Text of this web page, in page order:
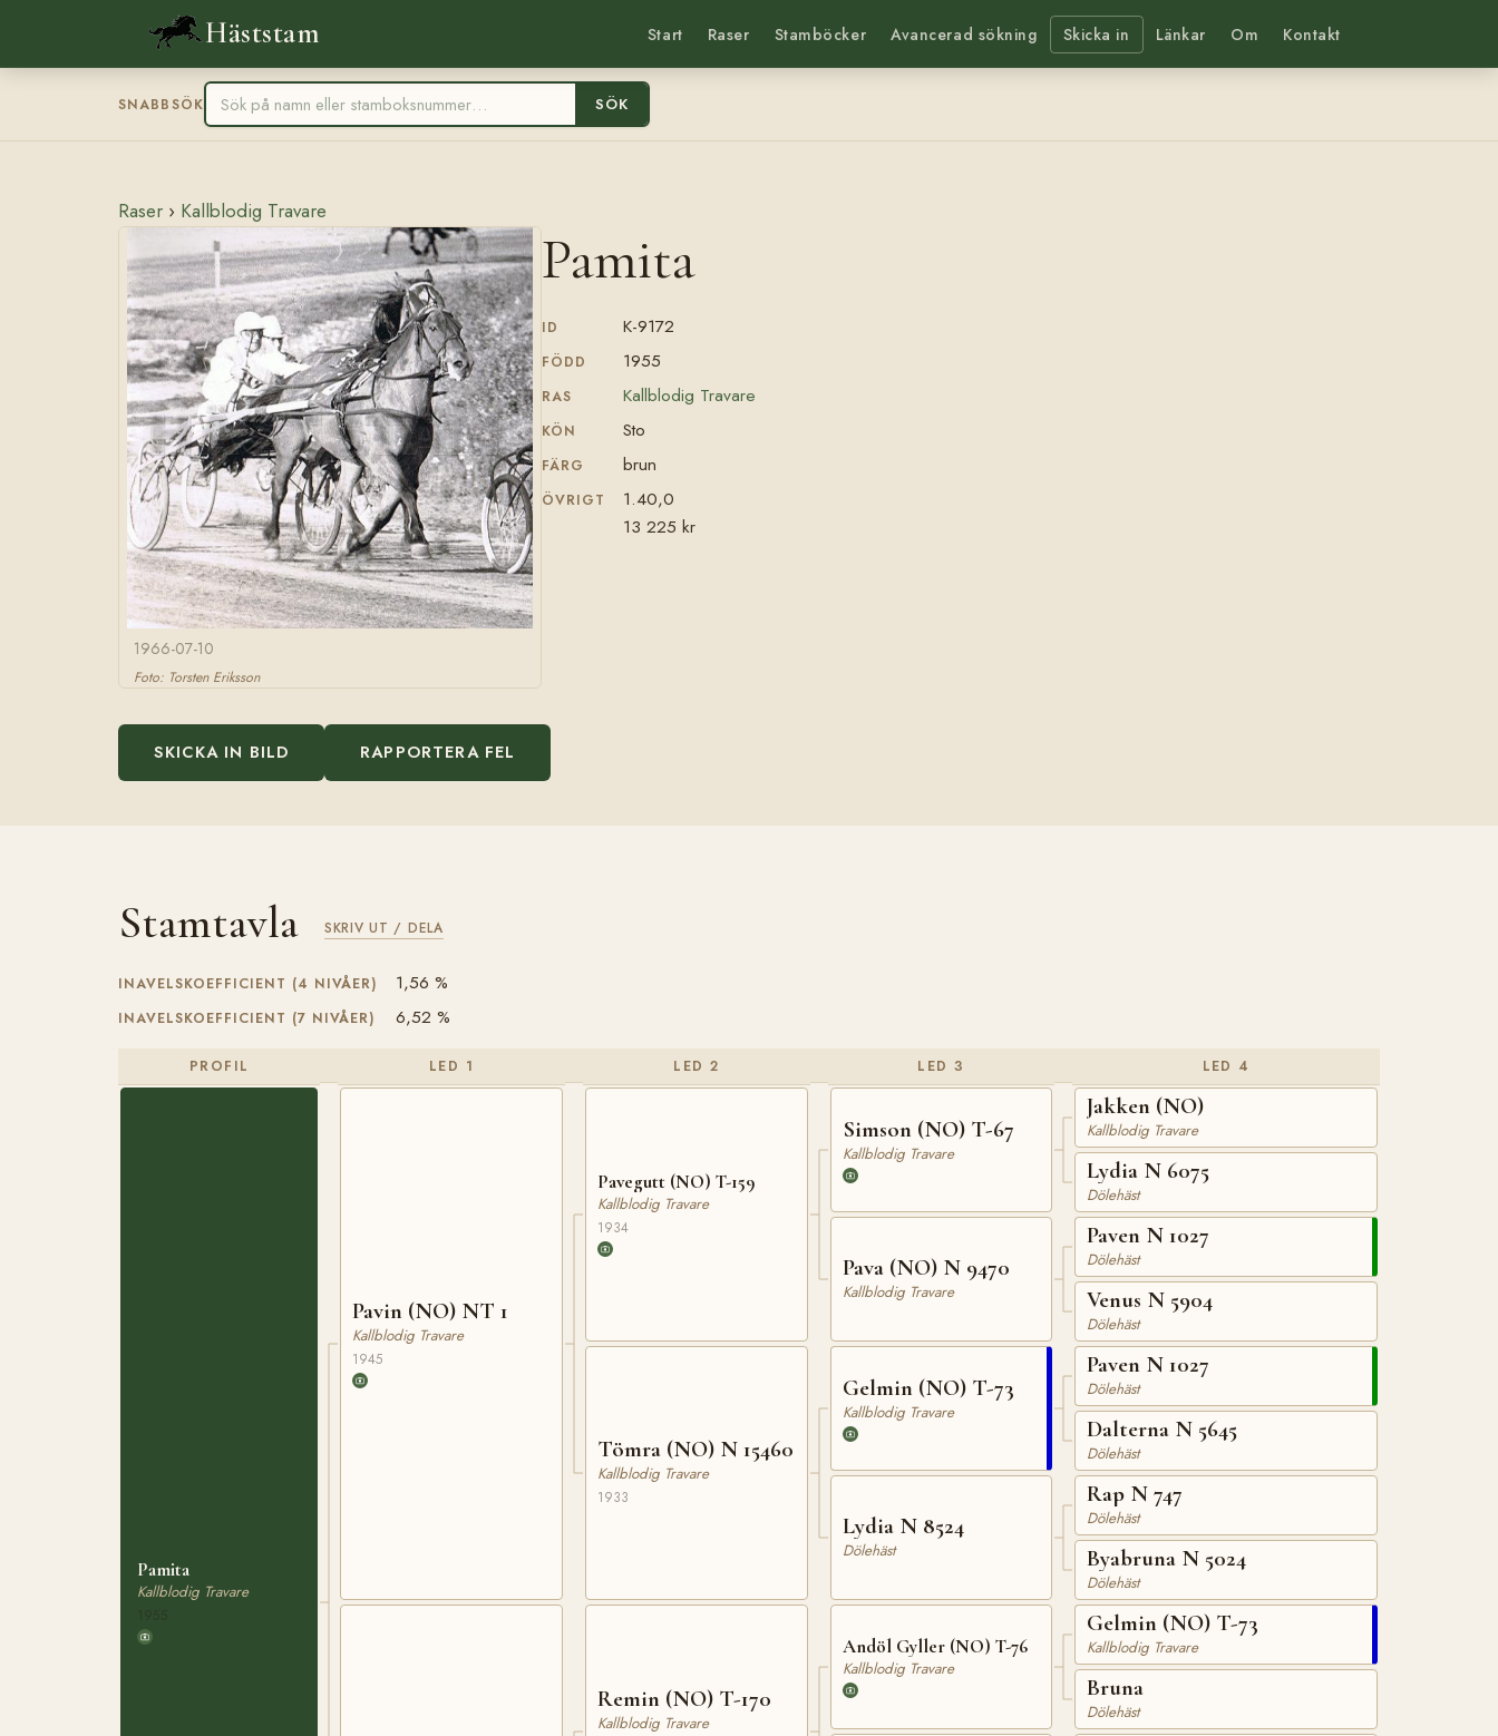
Häststam Start Raser Stamböcker Avancerad sökning Skicka in Länkar Om Kontakt
SNABBSÖK SÖK
Raser › Kallblodig Travare
1966-07-10
Foto: Torsten Eriksson
Pamita
ID K-9172
FÖDD 1955
RAS Kallblodig Travare
KÖN Sto
FÄRG brun
ÖVRIGT
1.40,0
13 225 kr
SKICKA IN BILD RAPPORTERA FEL
Stamtavla SKRIV UT / DELA
INAVELSKOEFFICIENT (4 NIVÅER) 1,56 %
INAVELSKOEFFICIENT (7 NIVÅER) 6,52 %
PROFIL
Pamita
Kallblodig Travare
LED 1
Pavin (NO) NT 1
Kallblodig Travare
1945
LED 2
Pavegutt (NO) T-159
Kallblodig Travare
1934
Tömra (NO) N 15460
Kallblodig Travare
1933
Remin (NO) T-170
Kallblodig Travare
LED 3
Simson (NO) T-67
Kallblodig Travare
Pava (NO) N 9470
Kallblodig Travare
Gelmin (NO) T-73
Kallblodig Travare
Lydia N 8524
Dölehäst
Andöl Gyller (NO) T-76
Kallblodig Travare
LED 4
Jakken (NO)
Kallblodig Travare
Lydia N 6075
Dölehäst
Paven N 1027
Dölehäst
Venus N 5904
Dölehäst
Paven N 1027
Dölehäst
Dalterna N 5645
Dölehäst
Rap N 747
Dölehäst
Byabruna N 5024
Dölehäst
Gelmin (NO) T-73
Kallblodig Travare
Bruna
Dölehäst